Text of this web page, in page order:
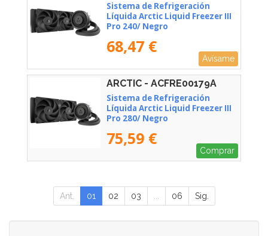
Sistema de Refrigeración
Líquida Arctic Liquid Freezer III
Pro 240/ Negro
68,47 €
Avísame
ARCTIC - ACFRE00179A
Sistema de Refrigeración
Líquida Arctic Liquid Freezer III
Pro 280/ Negro
75,59 €
Comprar
Ant. 01 02 03 06 Sig.